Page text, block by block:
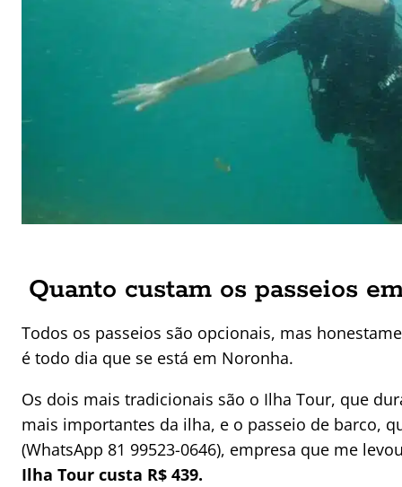
Quanto custam os passeios
Todos os passeios são opcionais, mas
é todo dia que se está em Noronha.
Os dois mais tradicionais são o Ilha Tour, que
mais importantes da ilha, e o passeio de barco,
(WhatsApp 81 99523-0646), empresa que me
Ilha Tour custa R$ 439.